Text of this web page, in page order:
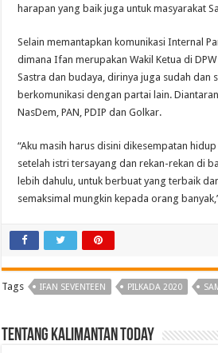
harapan yang baik juga untuk masyarakat
Selain memantapkan komunikasi Internal
dimana Ifan merupakan Wakil Ketua di
Sastra dan budaya, dirinya juga sudah dan
berkomunikasi dengan partai lain.
NasDem, PAN, PDIP dan Golkar.
“Aku masih harus disini dikesempatan
setelah istri tersayang dan rekan-rekan di
lebih dahulu, untuk berbuat yang terbaik
semaksimal mungkin kepada orang
Tags IFAN SEVENTEEN PILKADA 2020
Tentang Kalimantan Today